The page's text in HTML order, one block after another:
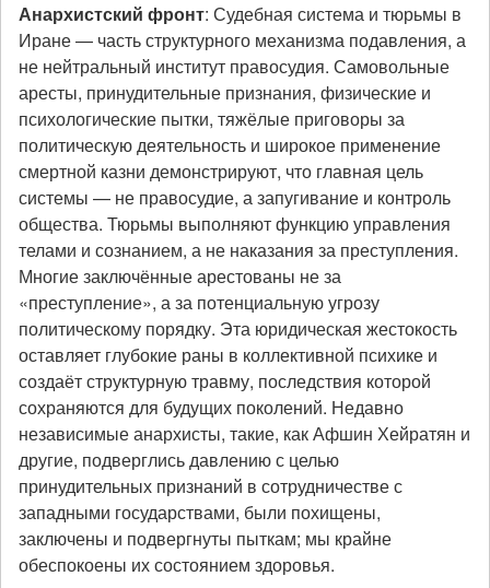
Анархистский фронт: Судебная система и тюрьмы в
Иране — часть структурного механизма подавления, а
не нейтральный институт правосудия. Самовольные
аресты, принудительные признания, физические и
психологические пытки, тяжёлые приговоры за
политическую деятельность и широкое применение
смертной казни демонстрируют, что главная цель
системы — не правосудие, а запугивание и контроль
общества. Тюрьмы выполняют функцию управления
телами и сознанием, а не наказания за преступления.
Многие заключённые арестованы не за
«преступление», а за потенциальную угрозу
политическому порядку. Эта юридическая жестокость
оставляет глубокие раны в коллективной психике и
создаёт структурную травму, последствия которой
сохраняются для будущих поколений. Недавно
независимые анархисты, такие, как Афшин Хейратян и
другие, подверглись давлению с целью
принудительных признаний в сотрудничестве с
западными государствами, были похищены,
заключены и подвергнуты пыткам; мы крайне
обеспокоены их состоянием здоровья.